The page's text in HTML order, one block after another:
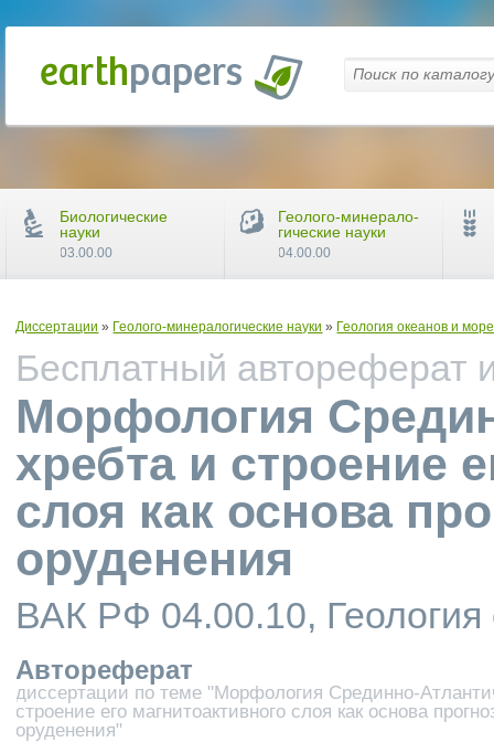
Диссертации » Геолого-минералогические науки » Геология океанов и
Бесплатный автореферат
Морфология
хребта и строение
слоя как основа
оруденения
ВАК РФ 04.00.10,
Автореферат
диссертации по теме "Морфология Срединно-
строение его магнитоактивного слоя как основа
оруденения"
Биологические
науки
03.00.00
Геолого-минерало-
гические науки
04.00.00